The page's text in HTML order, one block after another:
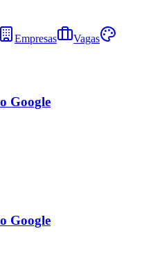
Empresas
Vagas
Google
Google